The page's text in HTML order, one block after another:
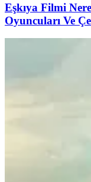
Eşkıya Filmi
Oyuncuları Ve